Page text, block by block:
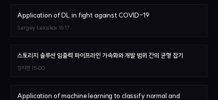
Application of DL in fight against COVID-19
Sergey Leksikov 16:17
스토리지 솔루션 입출력 파이프라인 가속화와 개발 범위 간의 균형 잡기
강지현 15:00
Application of machine learning to classify normal and